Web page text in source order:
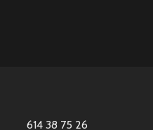
614 38 75 26